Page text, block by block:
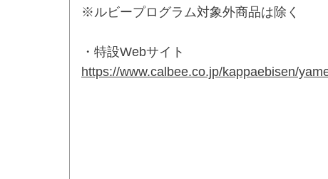
※ルビープログラム対象外商品は除く
・特設Webサイト
https://www.calbee.co.jp/kappaebisen/